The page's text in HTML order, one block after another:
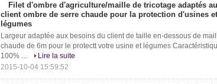
Filet d'ombre d'agriculture/maille de tricotage adaptés
client ombre de serre chaude pour la protection d'usines
légumes
Largeur adaptée aux besoins du client de taille en-dessous de
chaude de 6m pour le protectt votre usine et légumes
100% ...
Lire la suite
2015-10-04 15:59:52